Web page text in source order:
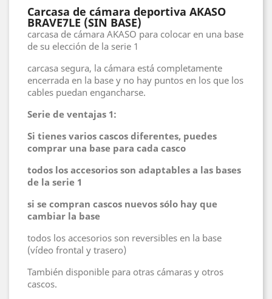
Carcasa de cámara deportiva AKASO
BRAVE7LE (SIN BASE)
carcasa de cámara AKASO para colocar en una base
de su elección de la serie 1
carcasa segura, la cámara está completamente
encerrada en la base y no hay puntos en los que los
cables puedan engancharse.
Serie de ventajas 1:
Si tienes varios cascos diferentes, puedes
comprar una base para cada casco
todos los accesorios son adaptables a las bases
de la serie 1
si se compran cascos nuevos sólo hay que
cambiar la base
todos los accesorios son reversibles en la base
(vídeo frontal y trasero)
También disponible para otras cámaras y otros
cascos.